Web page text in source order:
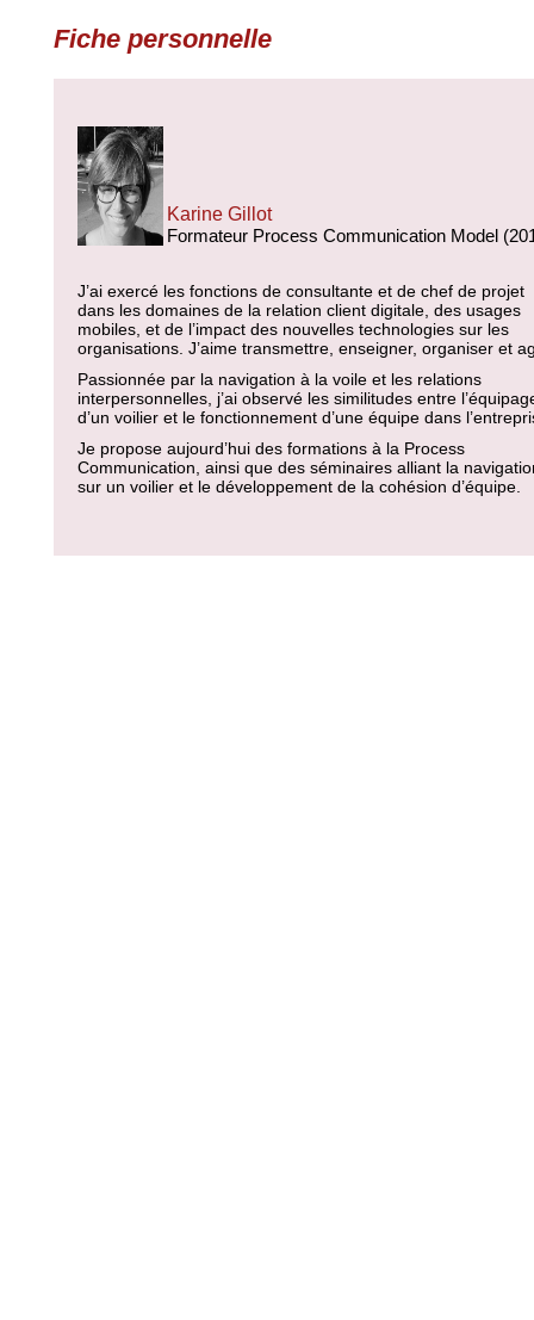
Fiche personnelle
Karine Gillot
Formateur Process Communication Model
J’ai exercé les fonctions de consultante et de chef de projet
dans les domaines de la relation client digitale, des usages
mobiles, et de l’impact des nouvelles technologies sur les
organisations. J’aime transmettre, enseigner, organiser et
Passionnée par la navigation à la voile et les relations
interpersonnelles, j’ai observé les similitudes entre
d’un voilier et le fonctionnement d’une équipe dans
Je propose aujourd’hui des formations à la Process
Communication, ainsi que des séminaires alliant la
sur un voilier et le développement de la cohésion d’équipe.